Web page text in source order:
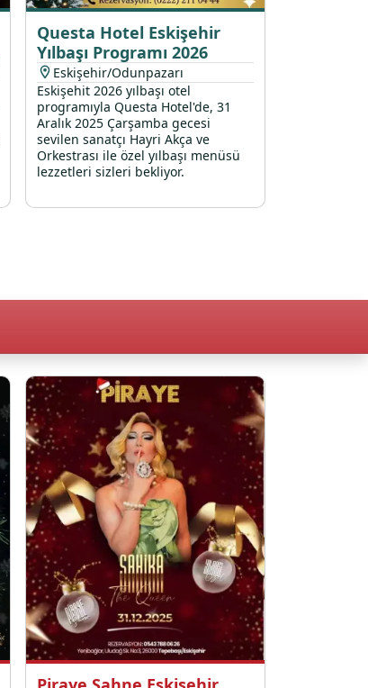
Questa Hotel Eskişehir
Yılbaşı Programı 2026
Eskişehir/Odunpazarı
Eskişehit 2026 yılbaşı otel
programıyla Questa Hotel'de, 31
Aralık 2025 Çarşamba gecesi
sevilen sanatçı Hayri Akça ve
Orkestrası ile özel yılbaşı menüsü
lezzetleri sizleri bekliyor.